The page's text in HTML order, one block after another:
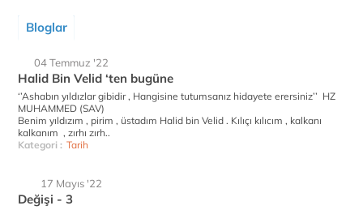
Bloglar
04 Temmuz '22
Halid Bin Velid ‘ten bugüne
‘’Ashabın yıldızlar gibidir , Hangisine tutumsanız hidayete erersiniz’’ HZ
MUHAMMED (SAV)
Benim yıldızım , pirim , üstadım Halid bin Velid . Kılıçı kılıcım , kalkanı
kalkanım , zırhı zırh..
Kategori : Tarih
17 Mayıs '22
Değişi - 3